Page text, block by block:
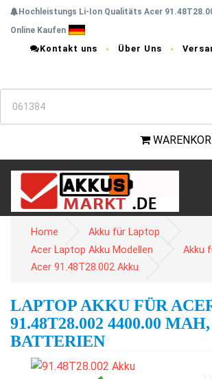
Hochleistungs Li-Ion Qualitäts Acer
Online Kaufen
Kontakt uns Über Uns
Home
Akku für Laptop
Acer Laptop Akku Modellen
Akku
Acer 91.48T28.002 Akku
LAPTOP AKKU FÜR
91.48T28.002 4400.00 MAH,
BATTERIEN